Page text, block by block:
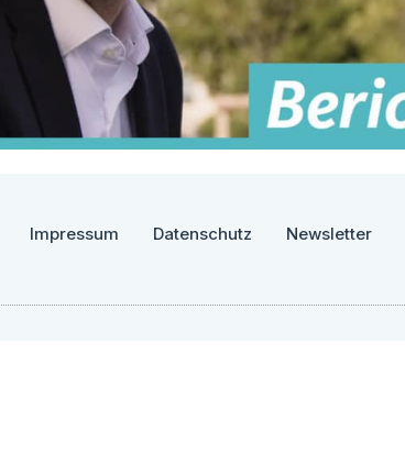
Impressum Datenschutz Newsletter